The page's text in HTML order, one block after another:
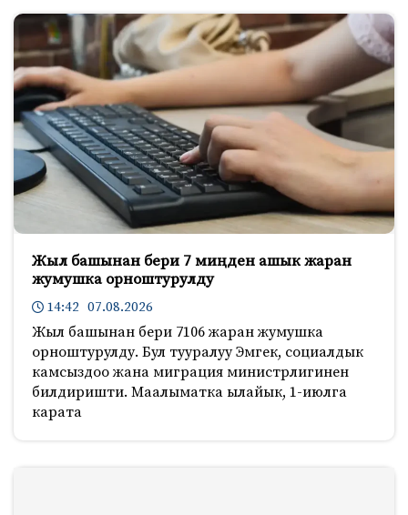
Жыл башынан бери 7 миңден ашык жаран
жумушка орноштурулду
14:42 07.08.2026
Жыл башынан бери 7106 жаран жумушка
орноштурулду. Бул тууралуу Эмгек, социалдык
камсыздоо жана миграция министрлигинен
билдиришти. Маалыматка ылайык, 1-июлга
карата